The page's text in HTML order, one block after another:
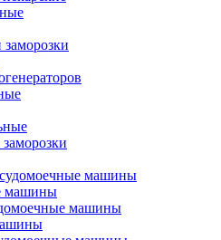
машины
машины
машины